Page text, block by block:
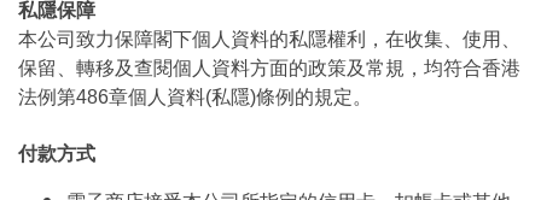
私隱保障
本公司致力保障閣下個人資料的私隱權利，在收集、使用、
保留、轉移及查閱個人資料方面的政策及常規，均符合香港
法例第486章個人資料(私隱)條例的規定。
付款方式